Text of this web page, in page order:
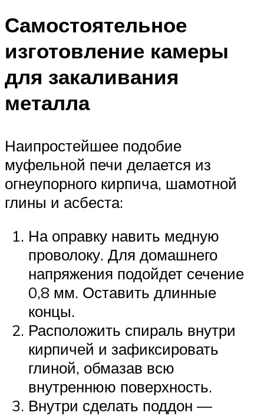
Самостоятельное
изготовление камеры
для закаливания
металла
Наипростейшее подобие
муфельной печи делается из
огнеупорного кирпича, шамотной
глины и асбеста:
На оправку навить медную
проволоку. Для домашнего
напряжения подойдет сечение
0,8 мм. Оставить длинные
концы.
Расположить спираль внутри
кирпичей и зафиксировать
глиной, обмазав всю
внутреннюю поверхность.
Внутри сделать поддон —